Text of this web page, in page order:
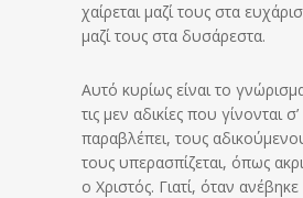
χαίρεται μαζί τους στα
μαζί τους στα δυσάρεστα.
Αυτό κυρίως είναι το
τις μεν αδικίες που γίνονται
παραβλέπει, τους
τους υπερασπίζεται, όπως
ο Χριστός. Γιατί, όταν